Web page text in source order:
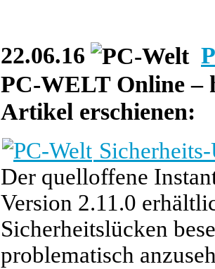
22.06.16
PC-WELT Online –
Artikel erschienen:
Der quelloffene
Version 2.11.0
Sicherheitslücken
problematisch